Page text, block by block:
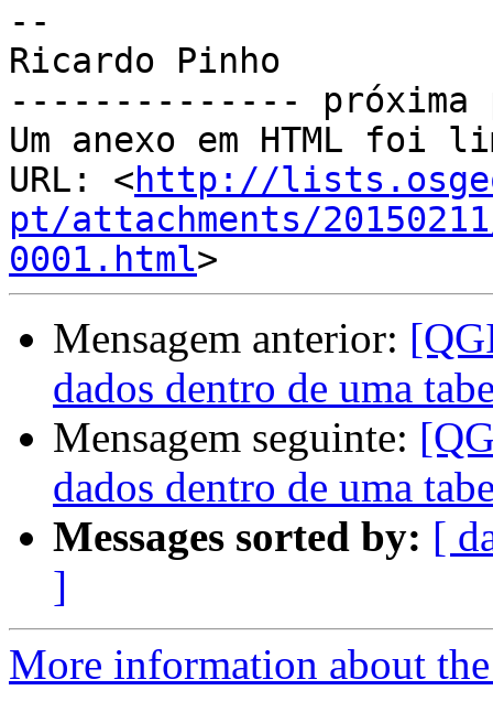
--
Ricardo Pinho
--------------
Um anexo em HTML foi
URL: <http://
pt/attachments/
0001.html
Mensagem anterior:
dados dentro de uma
Mensagem seguinte:
dados dentro de uma
Messages sorted by: [
]
More information about